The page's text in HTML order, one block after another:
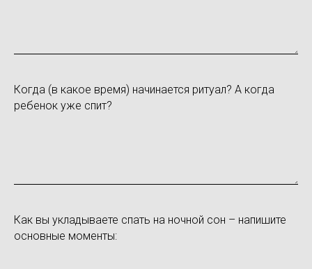
Когда (в какое время) начинается ритуал? А когда
ребенок уже спит?
Как вы укладываете спать на ночной сон – напишите
основные моменты: